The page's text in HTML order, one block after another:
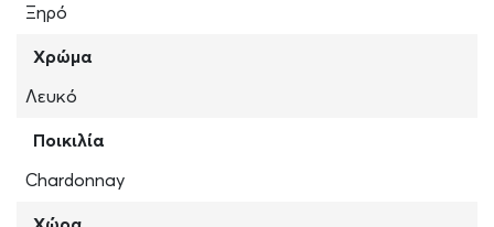
Ξηρό
Χρώμα
Λευκό
Ποικιλία
Chardonnay